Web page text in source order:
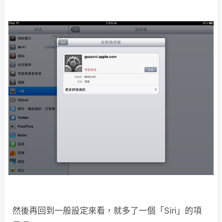
然後再回到一般設定來看，就多了一個「Siri」的項